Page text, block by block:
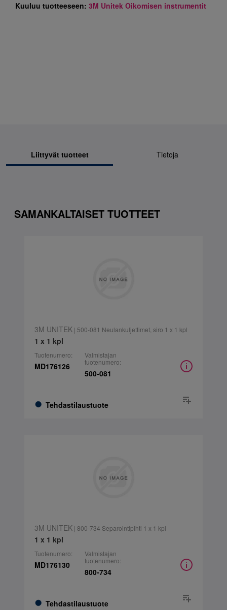
Kuuluu tuotteeseen: 3M Unitek Oikomisen instrumentit
Liittyvät tuotteet Tietoja
SAMANKALTAISET TUOTTEET
3M UNITEK| 500-081 Neulankuljettimet, siro 1 x 1 kpl
1 x 1 kpl
Tuotenumero:
MD176126
Tehdastilaustuote
Valmistajan
tuotenumero:
500-081
3M UNITEK| 800-734 Separointipihti 1 x 1 kpl
1 x 1 kpl
Tuotenumero:
MD176130
Tehdastilaustuote
Valmistajan
tuotenumero:
800-734